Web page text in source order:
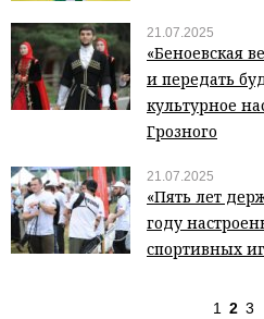
21.07.2025
«Беноевская
и передать
культурное
Грозного
21.07.2025
«Пять лет
году
спортивных
1 2 3